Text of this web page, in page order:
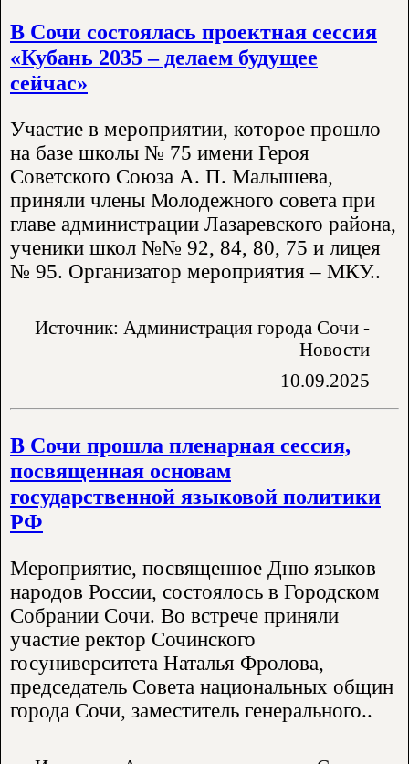
В Сочи состоялась проектная сессия
«Кубань 2035 – делаем будущее
сейчас»
Участие в мероприятии, которое прошло
на базе школы № 75 имени Героя
Советского Союза А. П. Малышева,
приняли члены Молодежного совета при
главе администрации Лазаревского района,
ученики школ №№ 92, 84, 80, 75 и лицея
№ 95. Организатор мероприятия – МКУ..
Источник: Администрация города Сочи -
Новости
10.09.2025
В Сочи прошла пленарная сессия,
посвященная основам
государственной языковой политики
РФ
Мероприятие, посвященное Дню языков
народов России, состоялось в Городском
Собрании Сочи. Во встрече приняли
участие ректор Сочинского
госуниверситета Наталья Фролова,
председатель Совета национальных общин
города Сочи, заместитель генерального..